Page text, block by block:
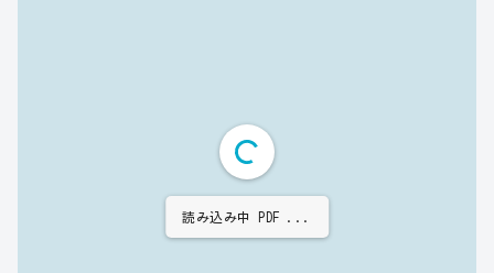
読み込み中 PDF ...